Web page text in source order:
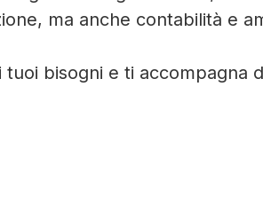
ma anche contabilità e
bisogni e ti accompagna